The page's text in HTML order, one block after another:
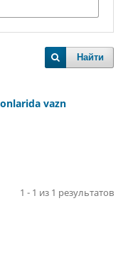
Найти
vazn
1 - 1 из 1 результатов